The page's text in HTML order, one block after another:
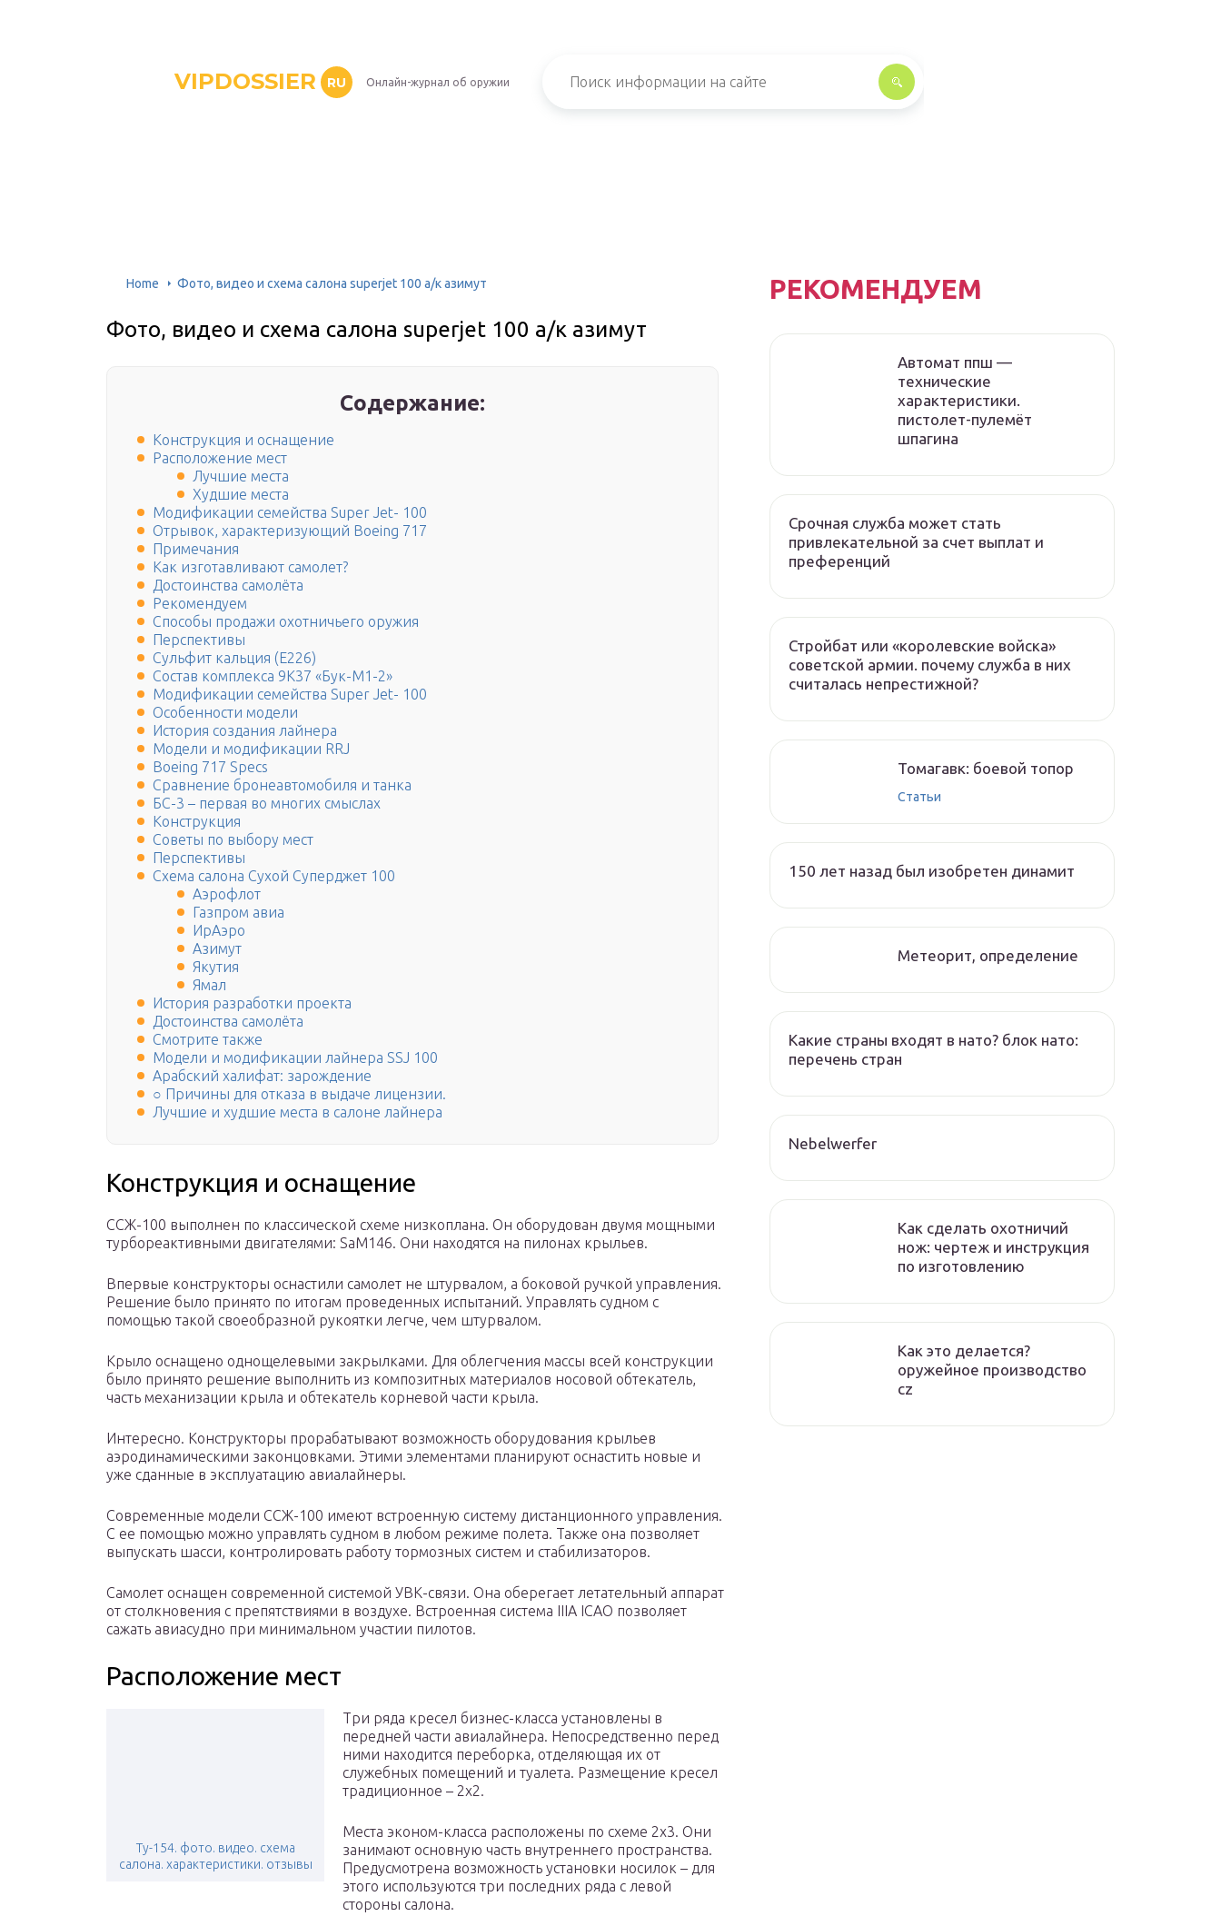
VIPDOSSIER RU Онлайн-журнал об оружии
Home Фото, видео и схема салона superjet 100 а/к азимут
Фото, видео и схема салона superjet 100 а/к азимут
Содержание:
Конструкция и оснащение
Расположение мест
Лучшие места
Худшие места
Модификации семейства Super Jet- 100
Отрывок, характеризующий Boeing 717
Примечания
Как изготавливают самолет?
Достоинства самолёта
Рекомендуем
Способы продажи охотничьего оружия
Перспективы
Сульфит кальция (Е226)
Состав комплекса 9К37 «Бук-М1-2»
Модификации семейства Super Jet- 100
Особенности модели
История создания лайнера
Модели и модификации RRJ
Boeing 717 Specs
Сравнение бронеавтомобиля и танка
БС-3 – первая во многих смыслах
Конструкция
Советы по выбору мест
Перспективы
Схема салона Сухой Суперджет 100
Аэрофлот
Газпром авиа
ИрАэро
Азимут
Якутия
Ямал
История разработки проекта
Достоинства самолёта
Смотрите также
Модели и модификации лайнера SSJ 100
Арабский халифат: зарождение
○ Причины для отказа в выдаче лицензии.
Лучшие и худшие места в салоне лайнера
Конструкция и оснащение
ССЖ-100 выполнен по классической схеме низкоплана. Он оборудован двумя мощными
турбореактивными двигателями: SaM146. Они находятся на пилонах крыльев.
Впервые конструкторы оснастили самолет не штурвалом, а боковой ручкой управления.
Решение было принято по итогам проведенных испытаний. Управлять судном с
помощью такой своеобразной рукоятки легче, чем штурвалом.
Крыло оснащено однощелевыми закрылками. Для облегчения массы всей конструкции
было принято решение выполнить из композитных материалов носовой обтекатель,
часть механизации крыла и обтекатель корневой части крыла.
Интересно. Конструкторы прорабатывают возможность оборудования крыльев
аэродинамическими законцовками. Этими элементами планируют оснастить новые и
уже сданные в эксплуатацию авиалайнеры.
Современные модели ССЖ-100 имеют встроенную систему дистанционного управления.
С ее помощью можно управлять судном в любом режиме полета. Также она позволяет
выпускать шасси, контролировать работу тормозных систем и стабилизаторов.
Самолет оснащен современной системой УВК-связи. Она оберегает летательный аппарат
от столкновения с препятствиями в воздухе. Встроенная система IIIA ICAO позволяет
сажать авиасудно при минимальном участии пилотов.
Расположение мест
Ту-154. фото. видео. схема
салона. характеристики. отзывы
Три ряда кресел бизнес-класса установлены в
передней части авиалайнера. Непосредственно перед
ними находится переборка, отделяющая их от
служебных помещений и туалета. Размещение кресел
традиционное – 2х2.
Места эконом-класса расположены по схеме 2х3. Они
занимают основную часть внутреннего пространства.
Предусмотрена возможность установки носилок – для
этого используются три последних ряда с левой
стороны салона.
РЕКОМЕНДУЕМ
Автомат ппш —
технические
характеристики.
пистолет-пулемёт
шпагина
Срочная служба может стать
привлекательной за счет выплат и
преференций
Стройбат или «королевские войска»
советской армии. почему служба в них
считалась непрестижной?
Томагавк: боевой топор
Статьи
150 лет назад был изобретен динамит
Метеорит, определение
Какие страны входят в нато? блок нато:
перечень стран
Nebelwerfer
Как сделать охотничий
нож: чертеж и инструкция
по изготовлению
Как это делается?
оружейное производство
cz